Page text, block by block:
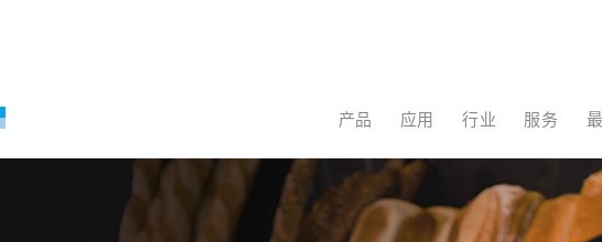
产品 应用 行业 服务